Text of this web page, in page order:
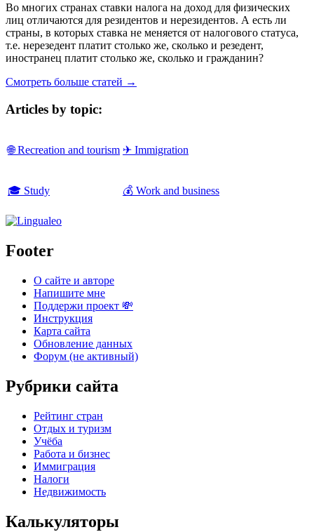
Во многих странах ставки налога на доход для физических
лиц отличаются для резидентов и нерезидентов. А есть ли
страны, в которых ставка не меняется от налогового статуса,
т.е. нерезедент платит столько же, сколько и резедент,
иностранец платит столько же, сколько и гражданин?
Смотреть больше статей →
Articles by topic:
🌐 Recreation and tourism ✈ Immigration
🎓 Study 💰 Work and business
Footer
О сайте и авторе
Напишите мне
Поддержи проект 💸
Инструкция
Карта сайта
Обновление данных
Форум (не активный)
Рубрики сайта
Рейтинг стран
Отдых и туризм
Учёба
Работа и бизнес
Иммиграция
Налоги
Недвижимость
Калькуляторы